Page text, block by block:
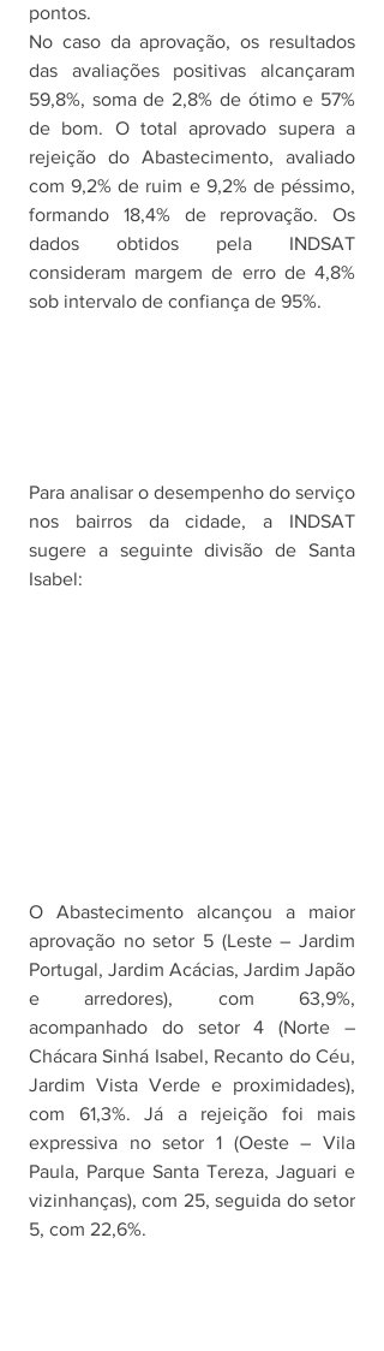
pontos.
No caso da aprovação, os resultados
das avaliações positivas alcançaram
59,8%, soma de 2,8% de ótimo e 57%
de bom. O total aprovado supera a
rejeição do Abastecimento, avaliado
com 9,2% de ruim e 9,2% de péssimo,
formando 18,4% de reprovação. Os
dados obtidos pela INDSAT
consideram margem de erro de 4,8%
sob intervalo de confiança de 95%.
Para analisar o desempenho do serviço
nos bairros da cidade, a INDSAT
sugere a seguinte divisão de Santa
Isabel:
O Abastecimento alcançou a maior
aprovação no setor 5 (Leste – Jardim
Portugal, Jardim Acácias, Jardim Japão
e arredores), com 63,9%,
acompanhado do setor 4 (Norte –
Chácara Sinhá Isabel, Recanto do Céu,
Jardim Vista Verde e proximidades),
com 61,3%. Já a rejeição foi mais
expressiva no setor 1 (Oeste – Vila
Paula, Parque Santa Tereza, Jaguari e
vizinhanças), com 25, seguida do setor
5, com 22,6%.